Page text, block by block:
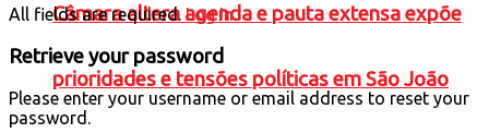
Câmara altera agenda e pauta extensa expõe
prioridades e tensões políticas em São João
All fields are required. Log In
Retrieve your password
Please enter your username or email address to reset your
password.